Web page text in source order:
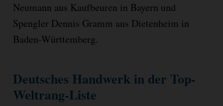
Neumann aus Kaufbeuren in Bayern und
Spengler Dennis Gramm aus Dietenheim in
Baden-Württemberg.
Deutsches Handwerk in der Top-
Weltrang-Liste